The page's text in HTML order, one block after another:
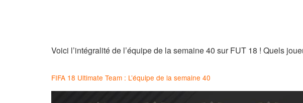
Voici l’intégralité de l’équipe de la semaine 40 sur FUT 18 ! Quels
FIFA 18 Ultimate Team : L’équipe de la semaine 40